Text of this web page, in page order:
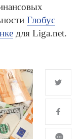
Глобус
для Liga.net.